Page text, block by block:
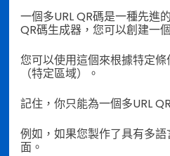
一個多URL QR碼是一種先進
QR碼生成器，您可以創建一個
您可以使用這個來根據特定
（特定區域）。
記住，你只能為一個多URL
例如，如果您製作了具有多
面。